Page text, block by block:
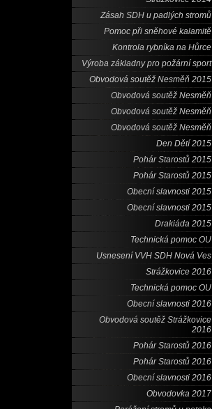
Zásah SDH u padlých stromů
Pomoc při sněhové kalamitě
Kontrola rybníka na Hůrce
Výroba základny pro požární sport
Obvodová soutěž Nesměň 2015
Obvodová soutěž Nesměň
Obvodová soutěž Nesměň
Obvodová soutěž Nesměň
Den Dětí 2015
Pohár Starostů 2015
Pohár Starostů 2015
Obecní slavnosti 2015
Obecní slavnosti 2015
Drakiáda 2015
Technická pomoc OU
Usnesení VVH SDH Nová Ves
Strážkovice 2016
Technická pomoc OU
Obecní slavnosti 2016
Obvodová soutěž Strážkovice
2016
Pohár Starostů 2016
Pohár Starostů 2016
Obecní slavnosti 2016
Obvodovka 2017